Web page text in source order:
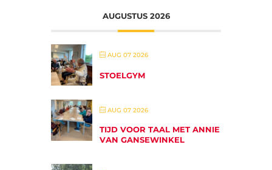
AUGUSTUS 2026
AUG 07 2026
STOELGYM
AUG 07 2026
TIJD VOOR TAAL MET ANNIE
VAN GANSEWINKEL